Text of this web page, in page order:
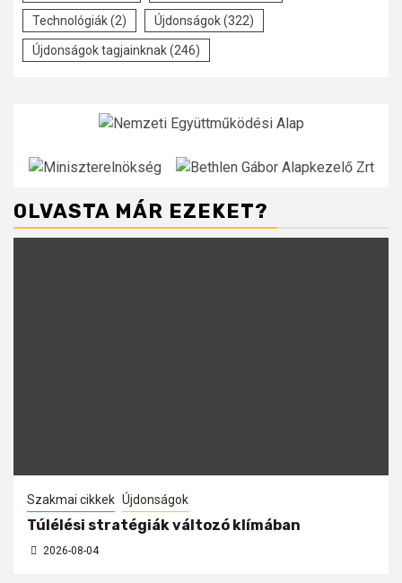
Technológiák(2) Újdonságok(322)
Újdonságok tagjainknak(246)
OLVASTA MÁR EZEKET?
Szakmai cikkek Újdonságok
Túlélési stratégiák változó klímában
2026-08-04